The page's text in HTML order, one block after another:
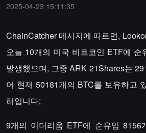
2025-04-23 15:11:35
ChainCatcher 메시지에 따르면,
오늘 10개의 미국 비트코인 ETF에 순
발생했으며, 그중 ARK 21Shares는
어 현재 50181개의 BTC를 보유하고
러입니다;
9개의 이더리움 ETF에 순유입 8156